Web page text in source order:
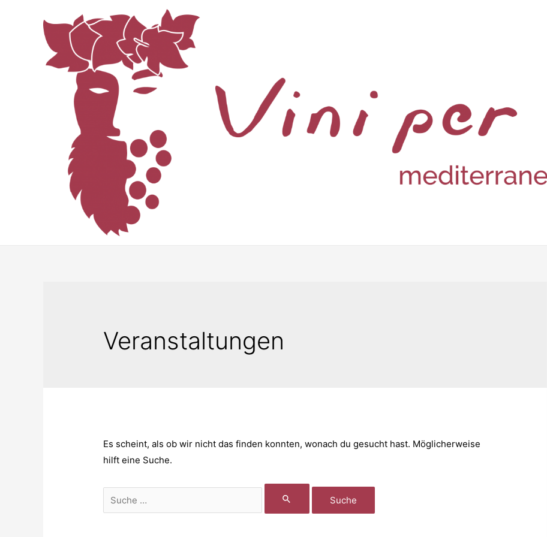
Veranstaltungen
Es scheint, als ob wir nicht das finden konnten, wonach du gesucht hast. Möglicherweise
hilft eine Suche.